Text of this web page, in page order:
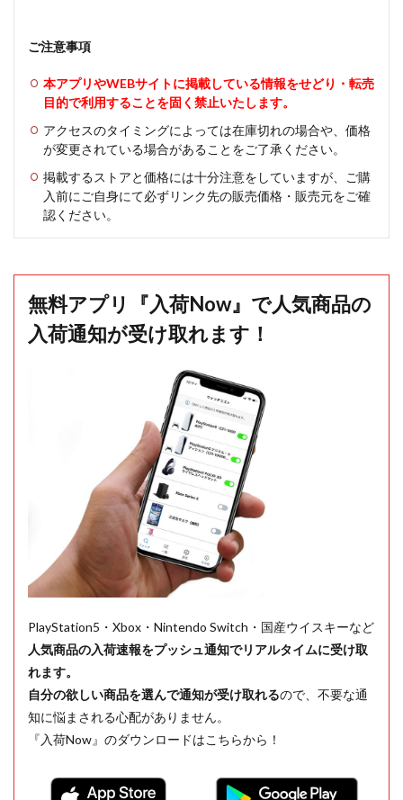
ご注意事項
本アプリやWEBサイトに掲載している情報をせどり・転売
目的で利用することを固く禁止いたします。
アクセスのタイミングによっては在庫切れの場合や、価格
が変更されている場合があることをご了承ください。
掲載するストアと価格には十分注意をしていますが、ご購
入前にご自身にて必ずリンク先の販売価格・販売元をご確
認ください。
無料アプリ『入荷Now』で人気商品の
入荷通知が受け取れます！
PlayStation5・Xbox・Nintendo Switch・国産ウイスキーなど
人気商品の入荷速報をプッシュ通知でリアルタイムに受け取
れます。
自分の欲しい商品を選んで通知が受け取れるので、不要な通
知に悩まされる心配がありません。
『入荷Now』のダウンロードはこちらから！